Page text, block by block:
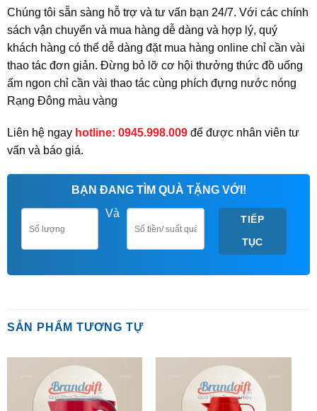
Chúng tôi sẵn sàng hỗ trợ và tư vấn bạn 24/7. Với các chính
sách vận chuyển và mua hàng dễ dàng và hợp lý, quý
khách hàng có thể dễ dàng đặt mua hàng online chỉ cần vài
thao tác đơn giản. Đừng bỏ lỡ cơ hội thưởng thức đồ uống
ấm ngon chỉ cần vài thao tác cùng phích đựng nước nóng
Rạng Đông màu vàng
Liên hệ ngay hotline: 0945.998.009 để được nhân viên tư
vấn và báo giá.
BẠN ĐANG TÌM QUÀ TẶNG VỚI!
Và
TIẾP
TỤC
SẢN PHẨM TƯƠNG TỰ